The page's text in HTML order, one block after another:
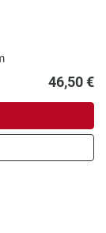
46,50 €